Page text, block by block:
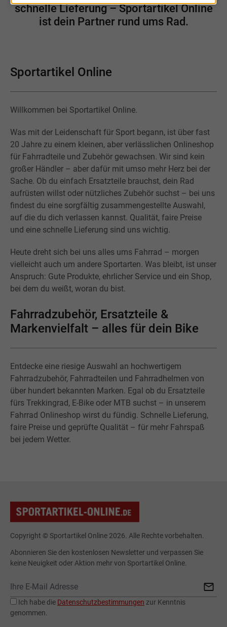
schnelle Lieferung – Sportartikel Online
ist dein Partner rund ums Rad.
Sportartikel Online
Willkommen bei Sportartikel Online.
Was mit der Leidenschaft für Sport begann, ist über fast
20 Jahre zu einem kleinen, aber verlässlichen Onlineshop
für Fahrradteile und Zubehör gewachsen. Wir sind kein
großer Händler – aber dafür mit umso mehr Herz bei der
Sache. Ob du einfach Ersatzteile brauchst, dein Rad
aufrüsten willst oder nützliches Zubehör suchst – bei uns
findest du eine sorgfältig zusammengestellte Auswahl,
auf die du dich verlassen kannst. Qualität, faire Preise
und eine schnelle Lieferung sind uns wichtig.
Heute dreht sich bei uns alles ums Fahrrad – morgen
vielleicht auch um andere Sportarten. Was bleibt, ist unser
Anspruch: Gute Produkte, ehrlicher Service und ein Shop,
bei dem du weißt, woran du bist.
Fahrradzubehör, Ersatzteile &
Markenvielfalt – alles für dein Bike
Entdecke eine riesige Auswahl an hochwertigem
Fahrradzubehör, Fahrradteilen und Fahrradhelmen von
über hundert bekannten Marken. Egal ob du Ersatzteile
fürs Trekkingrad, E-Bike oder MTB suchst – in unserem
Fahrrad Onlineshop wirst du fündig. Schnelle Lieferung,
faire Preise und geprüfte Qualität – für mehr Fahrspaß
bei jedem Wetter.
Copyright © Sportartikel Online 2026. Alle Rechte vorbehalten.
Abonnieren Sie den kostenlosen Newsletter und verpassen Sie
keine Neuigkeit oder Aktion mehr von Sportartikel Online.
Ich habe die Datenschutzbestimmungen zur Kenntnis
genommen.